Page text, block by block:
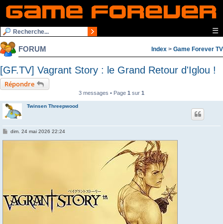
☰
FORUM Index > Game Forever TV
[GF.TV] Vagrant Story : le Grand Retour d'Iglou !
Répondre
3 messages • Page 1 sur 1
Twinsen Threepwood
Mdim. 24 mai 2026 22:24